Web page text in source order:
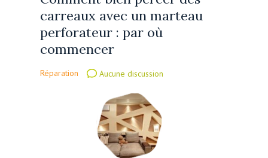
carreaux avec un marteau
perforateur : par où
commencer
Réparation Aucune discussion